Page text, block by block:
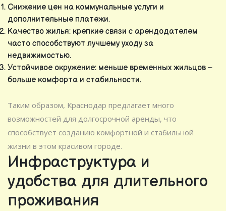
Снижение цен на коммунальные услуги и
дополнительные платежи.
Качество жилья: крепкие связи с арендодателем
часто способствуют лучшему уходу за
недвижимостью.
Устойчивое окружение: меньше временных жильцов –
больше комфорта и стабильности.
Таким образом, Краснодар предлагает много
возможностей для долгосрочной аренды, что
способствует созданию комфортной и стабильной
жизни в этом красивом городе.
Инфраструктура и
удобства для длительного
проживания